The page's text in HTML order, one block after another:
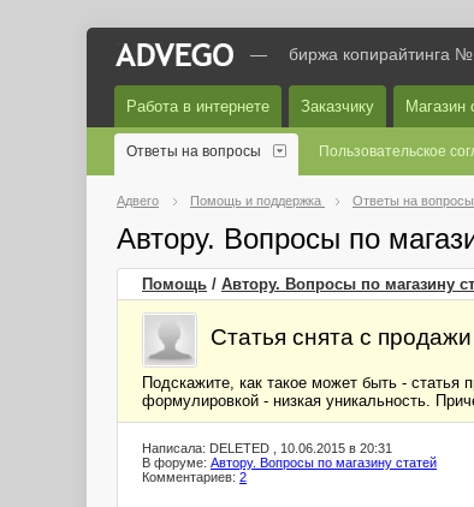
— биржа копирайтинга
Работа в интернете Заказчику Магазин
Ответы на вопросы Пользовательское
Адвего Помощь и поддержка Ответы на вопросы
Автору. Вопросы по
Помощь / Автору. Вопросы по магазину
Статья снята с
Подскажите, как такое может быть -
формулировкой - низкая уникальность.
Написала: DELETED , 10.06.2015 в 20:31
В форуме: Автору. Вопросы по магазину статей
Комментариев: 2